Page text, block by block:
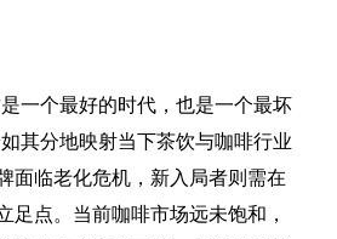
一个最好的时代，也是一个最坏
其分地映射当下茶饮与咖啡行业
面临老化危机，新入局者则需在
足点。当前咖啡市场远未饱和，